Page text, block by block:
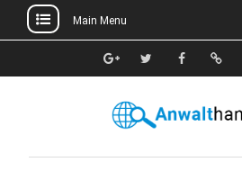
to
Main Menu
Google+TwitterFacebook
Xing